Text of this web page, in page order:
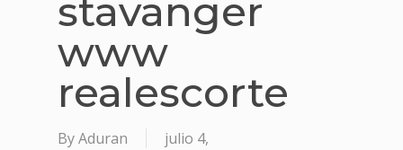
stavanger
www
realescorte
ByAduran
julio 4,